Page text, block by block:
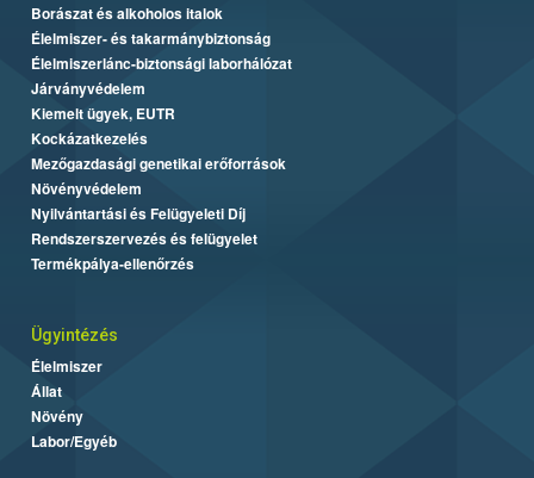
Borászat és alkoholos italok
Élelmiszer- és takarmánybiztonság
Élelmiszerlánc-biztonsági laborhálózat
Járványvédelem
Kiemelt ügyek, EUTR
Kockázatkezelés
Mezőgazdasági genetikai erőforrások
Növényvédelem
Nyilvántartási és Felügyeleti Díj
Rendszerszervezés és felügyelet
Termékpálya-ellenőrzés
Ügyintézés
Élelmiszer
Állat
Növény
Labor/Egyéb